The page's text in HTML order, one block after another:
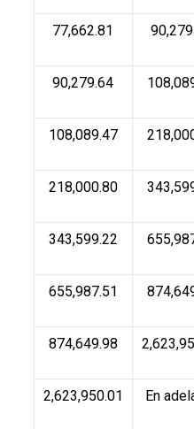
77,662.81
90,279.64
108,089.47
218,000.80
343,599.22
655,987.51
874,649.98
2,623,950.01 En